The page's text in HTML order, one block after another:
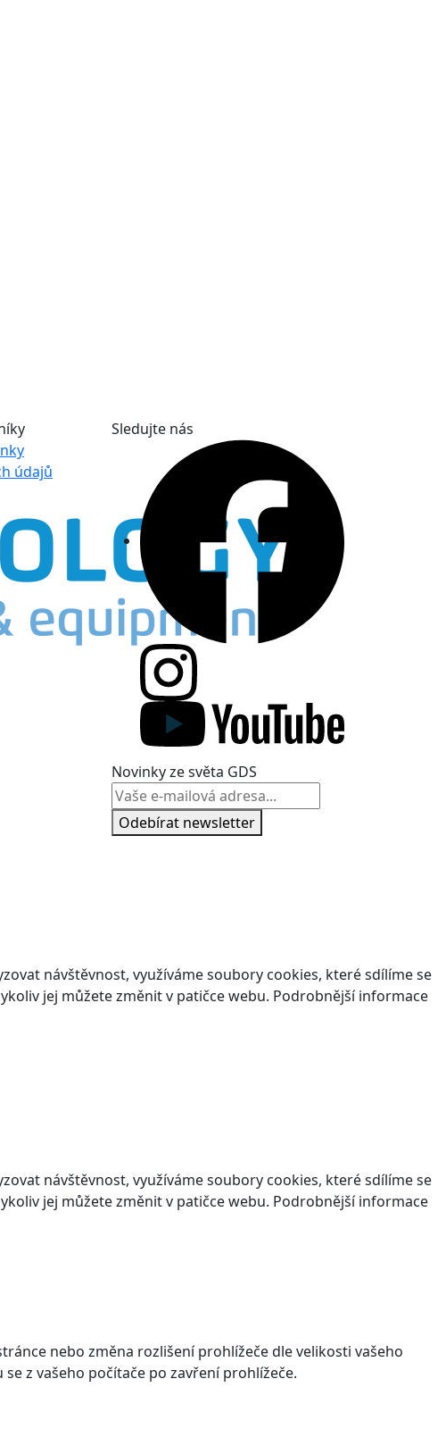
údajů
Sledujte nás
Novinky ze světa GDS
Odebírat newsletter
návštěvnost, využíváme soubory cookies, které sdílíme se
jej můžete změnit v patičce webu. Podrobnější informace
návštěvnost, využíváme soubory cookies, které sdílíme se
jej můžete změnit v patičce webu. Podrobnější informace
nebo změna rozlišení prohlížeče dle velikosti vašeho
z vašeho počítače po zavření prohlížeče.